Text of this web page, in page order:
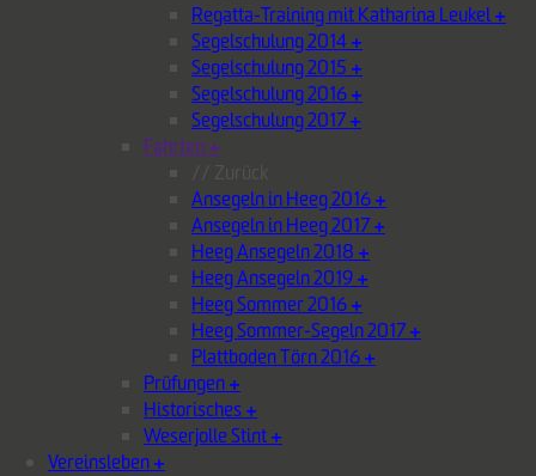
Regatta-Training mit Katharina Leukel+
Segelschulung 2014+
Segelschulung 2015 +
Segelschulung 2016+
Segelschulung 2017+
Fahrten+
Ansegeln in Heeg 2016+
Ansegeln in Heeg 2017+
Heeg Ansegeln 2018 +
Heeg Ansegeln 2019+
Heeg Sommer 2016+
Heeg Sommer-Segeln 2017+
Plattboden Törn 2016+
Prüfungen+
Historisches+
Weserjolle Stint+
Vereinsleben+